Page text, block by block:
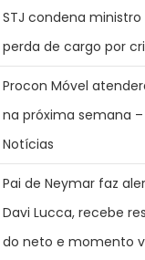
STJ condena ministro
perda de cargo por
Procon Móvel
na próxima semana
Notícias
Pai de Neymar faz
Davi Lucca, recebe
do neto e momento